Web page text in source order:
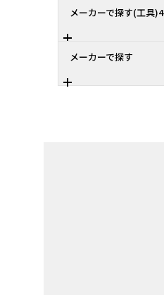
メーカーで探す(工具)4
メーカーで探す